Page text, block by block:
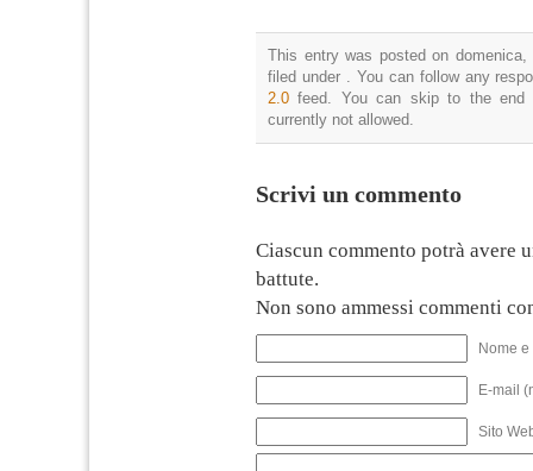
This entry was posted on
filed under . You can follow any
2.0 feed. You can skip to the end
currently not allowed.
Scrivi un commento
Ciascun commento potrà avere
battute.
Non sono ammessi commenti
Nome
E-mail
Sito